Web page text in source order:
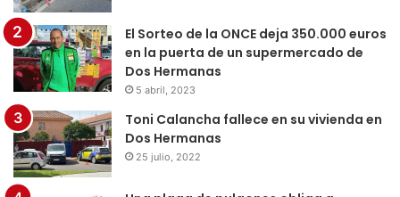
El Sorteo de la ONCE deja 350.000 euros
en la puerta de un supermercado de
Dos Hermanas
5 abril, 2023
Toni Calancha fallece en su vivienda en
Dos Hermanas
25 julio, 2022